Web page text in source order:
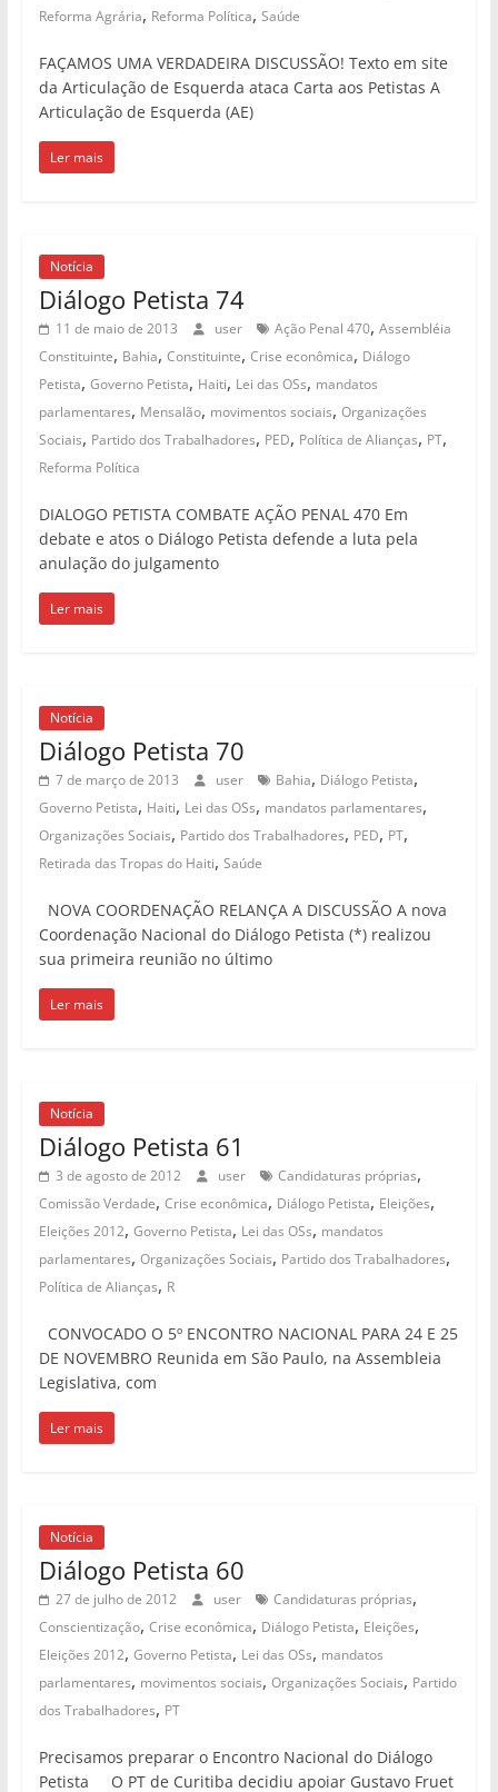
Reforma Agrária, Reforma Política, Saúde
FAÇAMOS UMA VERDADEIRA DISCUSSÃO! Texto em site
da Articulação de Esquerda ataca Carta aos Petistas A
Articulação de Esquerda (AE)
Ler mais
Notícia
Diálogo Petista 74
11 de maio de 2013 user Ação Penal 470, Assembléia
Constituinte, Bahia, Constituinte, Crise econômica, Diálogo
Petista, Governo Petista, Haiti, Lei das OSs, mandatos
parlamentares, Mensalão, movimentos sociais, Organizações
Sociais, Partido dos Trabalhadores, PED, Política de Alianças, PT,
Reforma Política
DIALOGO PETISTA COMBATE AÇÃO PENAL 470 Em
debate e atos o Diálogo Petista defende a luta pela
anulação do julgamento
Ler mais
Notícia
Diálogo Petista 70
7 de março de 2013 user Bahia, Diálogo Petista,
Governo Petista, Haiti, Lei das OSs, mandatos parlamentares,
Organizações Sociais, Partido dos Trabalhadores, PED, PT,
Retirada das Tropas do Haiti, Saúde
NOVA COORDENAÇÃO RELANÇA A DISCUSSÃO A nova
Coordenação Nacional do Diálogo Petista (*) realizou
sua primeira reunião no último
Ler mais
Notícia
Diálogo Petista 61
3 de agosto de 2012 user Candidaturas próprias,
Comissão Verdade, Crise econômica, Diálogo Petista, Eleições,
Eleições 2012, Governo Petista, Lei das OSs, mandatos
parlamentares, Organizações Sociais, Partido dos Trabalhadores,
Política de Alianças, R
CONVOCADO O 5º ENCONTRO NACIONAL PARA 24 E 25
DE NOVEMBRO Reunida em São Paulo, na Assembleia
Legislativa, com
Ler mais
Notícia
Diálogo Petista 60
27 de julho de 2012 user Candidaturas próprias,
Conscientização, Crise econômica, Diálogo Petista, Eleições,
Eleições 2012, Governo Petista, Lei das OSs, mandatos
parlamentares, movimentos sociais, Organizações Sociais, Partido
dos Trabalhadores, PT
Precisamos preparar o Encontro Nacional do Diálogo
Petista O PT de Curitiba decidiu apoiar Gustavo Fruet